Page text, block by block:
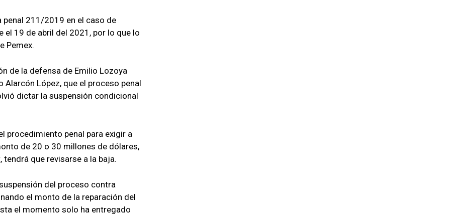
penal 211/2019 en el caso de
el 19 de abril del 2021, por lo que lo
Pemex.
de la defensa de Emilio Lozoya
López, que el proceso penal
dictar la suspensión condicional
procedimiento penal para exigir a
de 20 o 30 millones de dólares,
que revisarse a la baja.
del proceso contra
el monto de la reparación del
el momento solo ha entregado